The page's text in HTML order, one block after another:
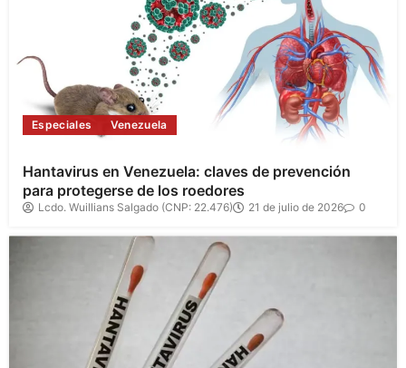
Especiales Venezuela
Hantavirus en Venezuela: claves de prevención
para protegerse de los roedores
Lcdo. Wuillians Salgado (CNP: 22.476) 21 de julio de 2026 0